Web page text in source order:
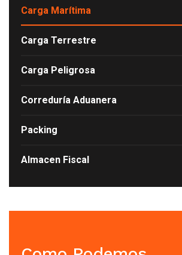
Carga Marítima
Carga Terrestre
Carga Peligrosa
Correduría Aduanera
Packing
Almacen Fiscal